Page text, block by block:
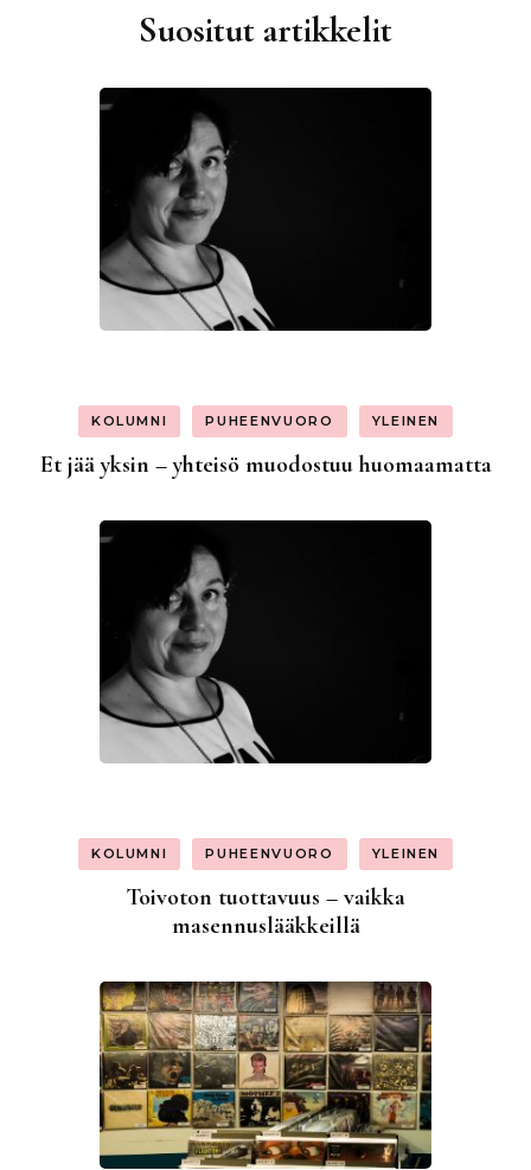
Suositut artikkelit
KOLUMNI PUHEENVUORO YLEINEN
Et jää yksin – yhteisö muodostuu huomaamatta
KOLUMNI PUHEENVUORO YLEINEN
Toivoton tuottavuus – vaikka
masennuslääkkeillä